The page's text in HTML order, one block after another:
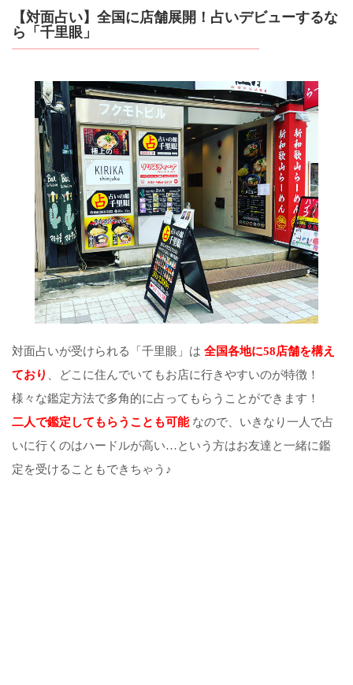
【対面占い】全国に店舗展開！占いデビューするな
ら「千里眼」
対面占いが受けられる「千里眼」は 全国各地に58店舗を構え
ており
、どこに住んでいてもお店に行きやすいのが特徴！
様々な鑑定方法で多角的に占ってもらうことができます！
二人で鑑定してもらうことも可能なので、いきなり一人で占
いに行くのはハードルが高い…という方はお友達と一緒に鑑
定を受けることもできちゃう♪